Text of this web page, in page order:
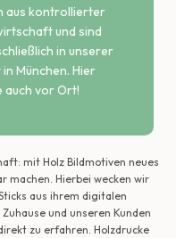
aus kontrollierter
und sind
in unserer
München. Hier
auch vor Ort!
mit Holz Bildmotiven neues
machen. Hierbei wecken wir
aus ihrem digitalen
und unseren Kunden
zu erfahren. Holzdrucke